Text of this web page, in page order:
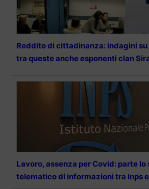
Reddito di cittadinanza: indagini
tra queste anche esponenti clan
Lavoro, assenza per Covid: parte lo
telematico di informazioni tra Inps